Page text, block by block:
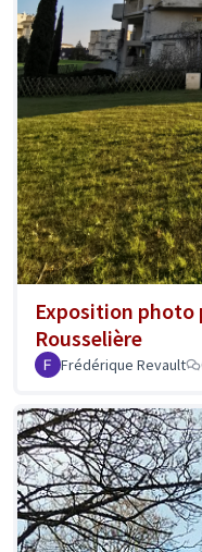
Exposition photo
Rousselière
Frédérique Revault